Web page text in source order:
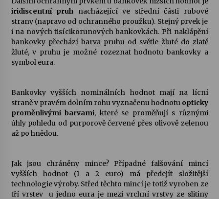
iridiscentní pruh nacházející ve střední části rubové
strany (napravo od ochranného proužku). Stejný prvek je
i na nových tisícikorunových bankovkách. Při naklápění
bankovky přechází barva pruhu od světle žluté do zlatě
žluté, v pruhu je možné rozeznat hodnotu bankovky a
symbol eura.
Bankovky vyšších nominálních hodnot mají na lícní
straně v pravém dolním rohu vyznačenu hodnotu opticky
proměnlivými barvami, které se proměňují s různými
úhly pohledu od purporově červené přes olivově zelenou
až po hnědou.
Jak jsou chráněny mince? Případné falšování mincí
vyšších hodnot (1 a 2 euro) má předejít složitější
technologie výroby. Střed těchto mincí je totiž vyroben ze
tří vrstev  u jedno eura je mezi vrchní vrstvy ze slitiny